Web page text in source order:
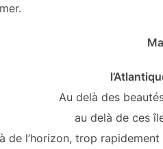
Au delà des
au delà de ces
de l’horizon, trop